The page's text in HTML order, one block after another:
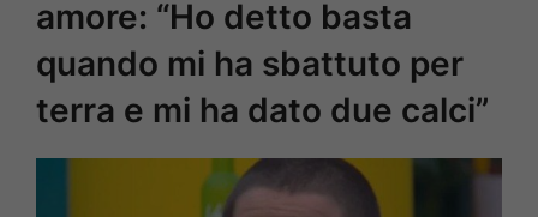
amore: “Ho detto basta
quando mi ha sbattuto per
terra e mi ha dato due calci”